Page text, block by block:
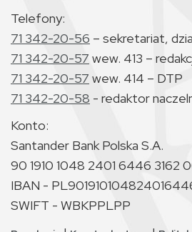
Telefony:
71 342-20-56 – sekretariat,
71 342-20-57 wew. 413 –
71 342-20-57 wew. 414 – DTP
71 342-20-58 - redaktor
Konto:
Santander Bank Polska S.A.
90 1910 1048 2401 6446 3162
IBAN -
SWIFT - WBKPPLPP